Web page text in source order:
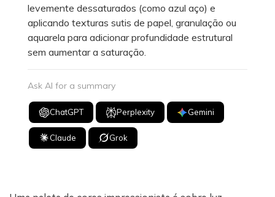
levemente dessaturados (como azul aço) e
aplicando texturas sutis de papel, granulação ou
aquarela para adicionar profundidade estrutural
sem aumentar a saturação.
Ask AI for a summary
ChatGPT Perplexity Gemini
Claude Grok